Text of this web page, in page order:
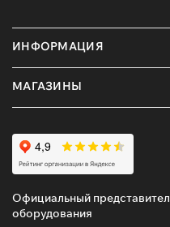
ИНФОРМАЦИЯ
МАГАЗИНЫ
Официальный
оборудования